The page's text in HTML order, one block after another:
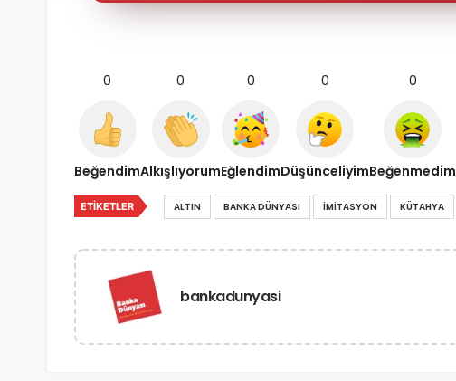
0
Beğendim
0
Alkışlıyorum
0
Eğlendim
0
Düşünceliyim
0
Beğenmedim
ETIKETLER ALTIN BANKA DÜNYASI IMITASYON KÜTAHYA
bankadunyasi